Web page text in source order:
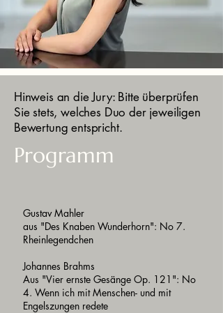
Hinweis an die Jury: Bitte überprüfen
Sie stets, welches Duo der jeweiligen
Bewertung entspricht.
Programm
Gustav Mahler
aus "Des Knaben Wunderhorn": No 7.
Rheinlegendchen
Johannes Brahms
Aus "Vier ernste Gesänge Op. 121": No
4. Wenn ich mit Menschen- und mit
Engelszungen redete